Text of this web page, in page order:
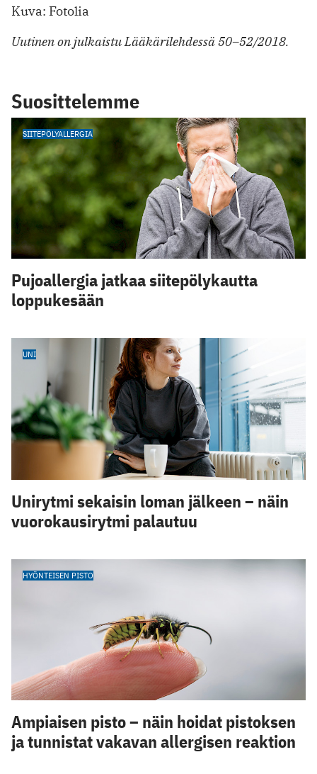
Kuva: Fotolia
Uutinen on julkaistu Lääkärilehdessä 50–52/2018.
Suosittelemme
SIITEPÖLYALLERGIA
Pujoallergia jatkaa siitepölykautta
loppukesään
UNI
Unirytmi sekaisin loman jälkeen – näin
vuorokausirytmi palautuu
HYÖNTEISEN PISTO
Ampiaisen pisto – näin hoidat pistoksen
ja tunnistat vakavan allergisen reaktion